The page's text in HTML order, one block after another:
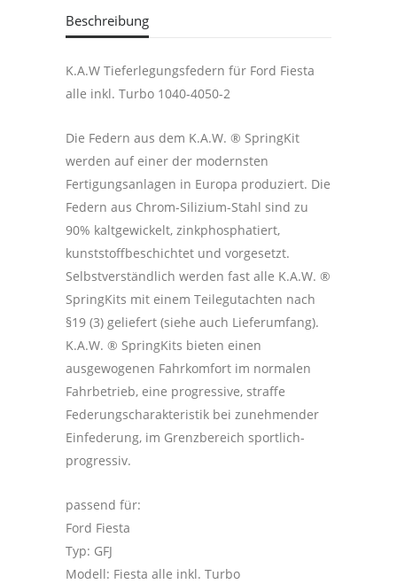
Beschreibung
K.A.W Tieferlegungsfedern für Ford Fiesta
alle inkl. Turbo 1040-4050-2
Die Federn aus dem K.A.W. ® SpringKit
werden auf einer der modernsten
Fertigungsanlagen in Europa produziert. Die
Federn aus Chrom-Silizium-Stahl sind zu
90% kaltgewickelt, zinkphosphatiert,
kunststoffbeschichtet und vorgesetzt.
Selbstverständlich werden fast alle K.A.W. ®
SpringKits mit einem Teilegutachten nach
§19 (3) geliefert (siehe auch Lieferumfang).
K.A.W. ® SpringKits bieten einen
ausgewogenen Fahrkomfort im normalen
Fahrbetrieb, eine progressive, straffe
Federungscharakteristik bei zunehmender
Einfederung, im Grenzbereich sportlich-
progressiv.
passend für:
Ford Fiesta
Typ: GFJ
Modell: Fiesta alle inkl. Turbo